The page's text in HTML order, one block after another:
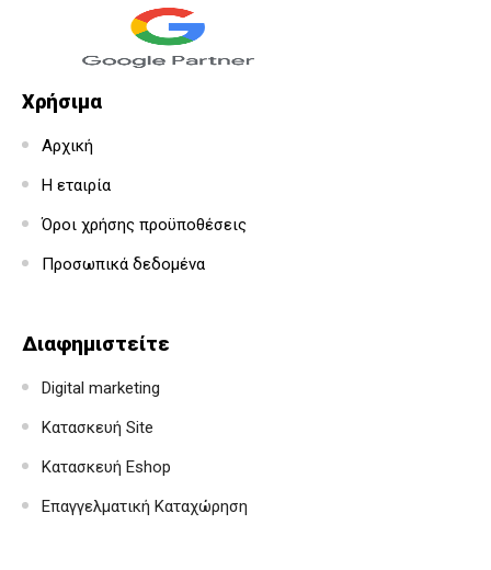
Χρήσιμα
Αρχική
Η εταιρία
Όροι χρήσης προϋποθέσεις
Προσωπικά δεδομένα
Διαφημιστείτε
Digital marketing
Κατασκευή Site
Κατασκευή Eshop
Επαγγελματική Καταχώρηση